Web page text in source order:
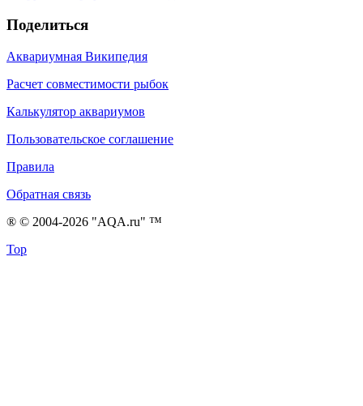
Поделиться
Аквариумная Википедия
Расчет совместимости рыбок
Калькулятор аквариумов
Пользовательское соглашение
Правила
Обратная связь
® © 2004-2026 "AQA.ru" ™
Top